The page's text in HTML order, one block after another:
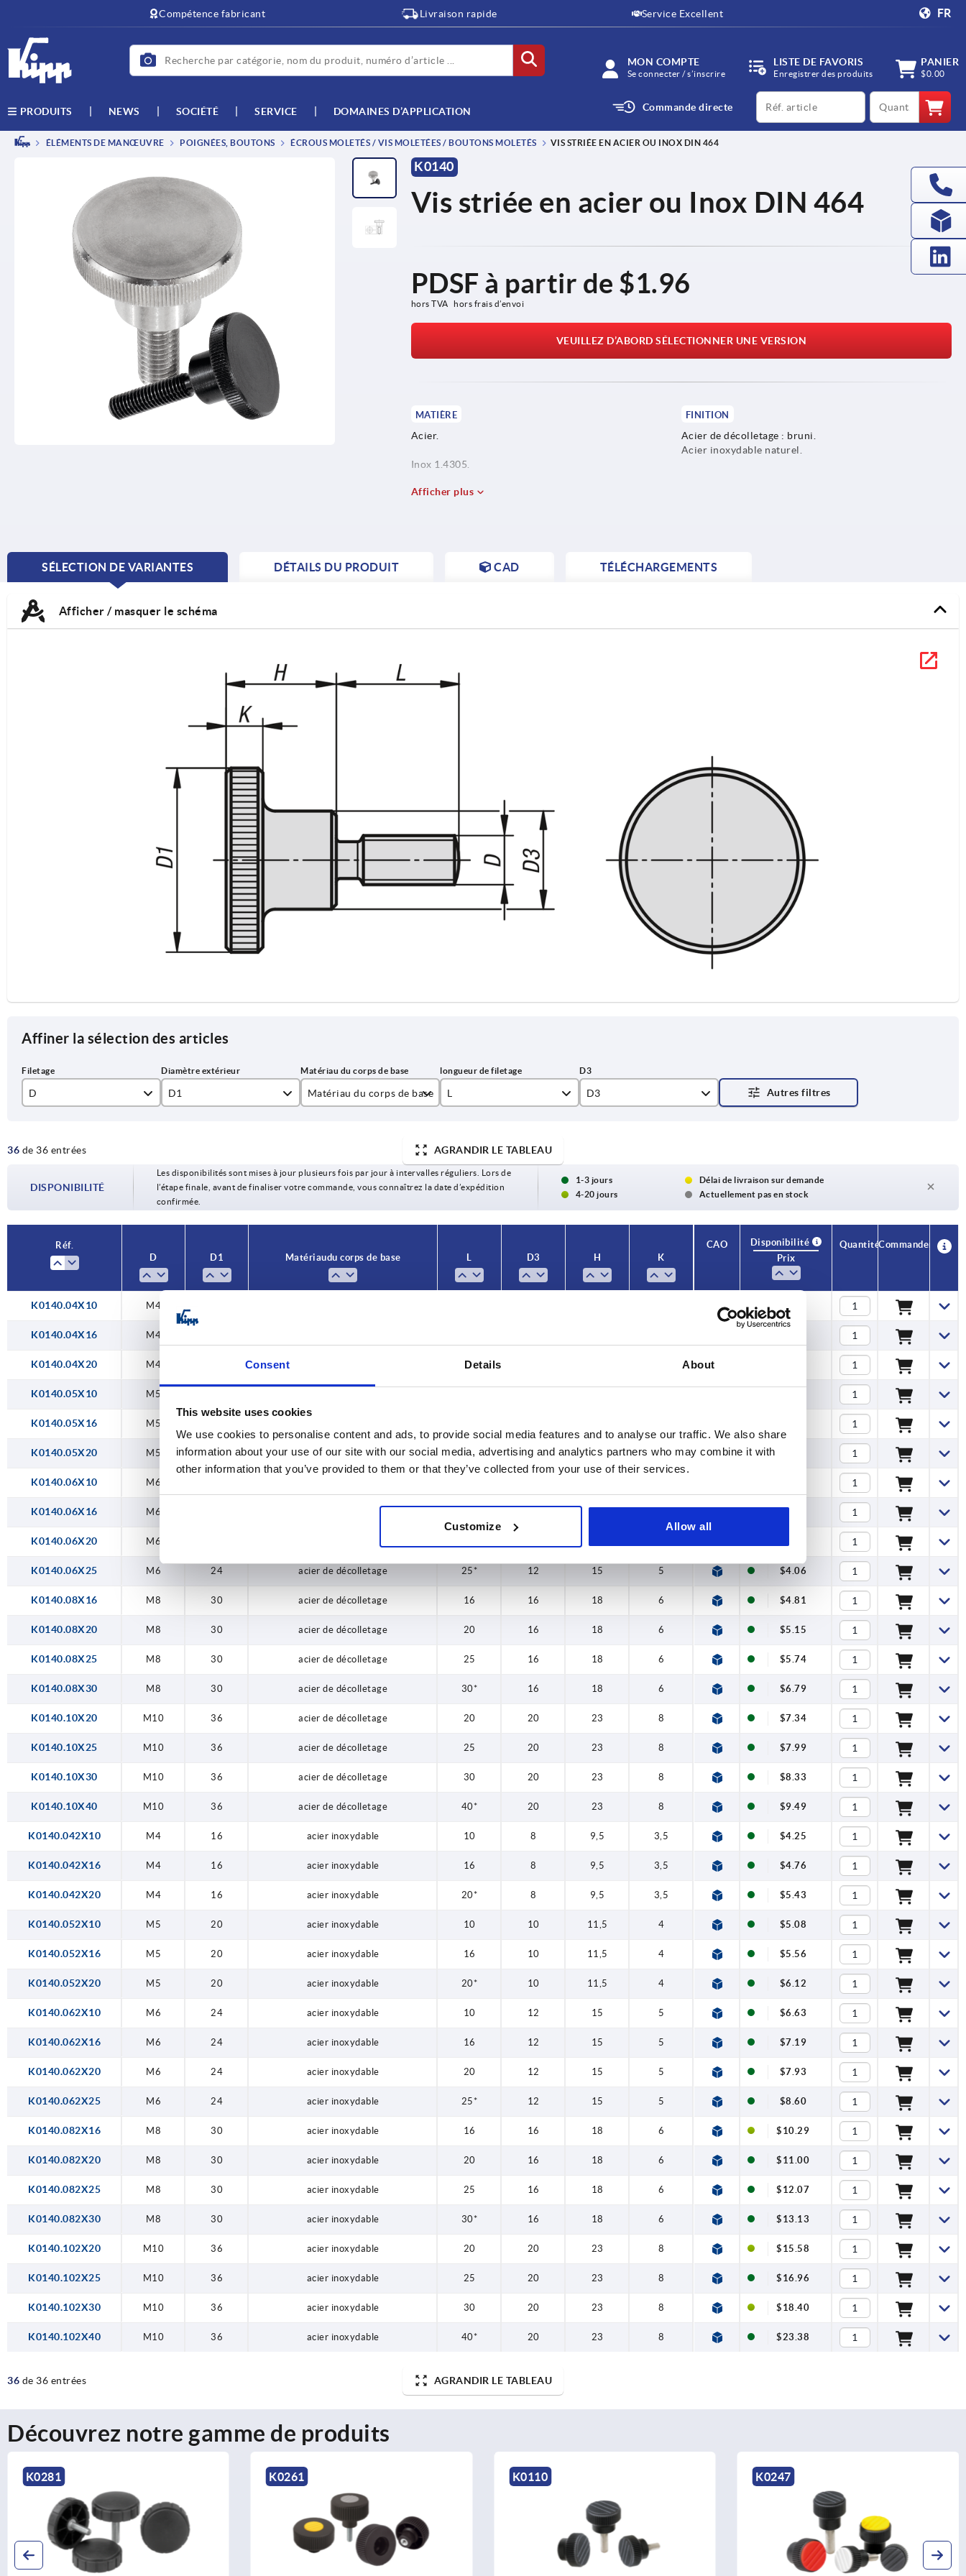
Consent Details About
This website uses cookies
We use cookies to personalise content and ads, to provide social media features and to analyse our traffic. We also share
information about your use of our site with our social media, advertising and analytics partners who may combine it with
other information that you’ve provided to them or that they’ve collected from your use of their services.
Customize Allow all
Compétence fabricant Livraison rapide Service Excellent FR
MON COMPTE
Se connecter / s’inscrire
LISTE DE FAVORIS
Enregistrer des produits
PANIER
$0.00
PRODUITS NEWS SOCIÉTÉ SERVICE DOMAINES D’APPLICATION Commande directe
productCode qty
ÉLÉMENTS DE MANŒUVRE POIGNÉES, BOUTONS ÉCROUS MOLETÉS / VIS MOLETÉES / BOUTONS MOLETÉS VIS STRIÉE EN ACIER OU INOX DIN 464
K0140
Vis striée en acier ou Inox DIN 464
PDSF à partir de $1.96
hors TVA hors frais d’envoi
VEUILLEZ D’ABORD SÉLECTIONNER UNE VERSION
MATIÈRE
Acier.
Inox 1.4305.
FINITION
Acier de décolletage : bruni.
Acier inoxydable naturel.
Afficher plus
SÉLECTION DE VARIANTES
CURRENT
DÉTAILS DU PRODUIT CAD TÉLÉCHARGEMENTS
Afficher / masquer le schéma
Affiner la sélection des articles
D
M5
M8
D1
24
30
Matériau du corps de base L
16
20
20*
25*
D3
12
16
36 de 36 entrées AGRANDIR LE TABLEAU
DISPONIBILITÉ
Les disponibilités sont mises à jour plusieurs fois par jour à intervalles réguliers. Lors de
l’étape finale, avant de finaliser votre commande, vous connaîtrez la date d’expédition
confirmée.
1-3 jours
Délai de livraison sur demande
4-20 jours
Actuellement pas en stock
Réf.
D
D1 Matériau du corps de base L D3 H K
CAO
Disponibilité
Prix
QuantitéCommander
K0140.04X10 M4 $1.96
K0140.04X16 M4
K0140.04X20 M4 20*
K0140.05X10 M5
K0140.05X16 M5
K0140.05X20 M5 20 acier de décolletage 20* 10 11,5 4
K0140.06X10 M6
K0140.06X16 M6 acier de décolletage
K0140.06X20 M6
K0140.06X25 M6 24 acier de décolletage 25* 12 15 5 $4.06
K0140.08X16 M8 30 acier de décolletage 16 16 18 6 $4.81
K0140.08X20 M8 30 acier de décolletage 20 16 18 6 $5.15
K0140.08X25 M8 30 acier de décolletage 25 16 18 6 $5.74
K0140.08X30 M8 30 acier de décolletage 30* 16 18 6 $6.79
K0140.10X20 M10 36 acier de décolletage 20 20 23 8 $7.34
K0140.10X25 M10 36 acier de décolletage 25 20 23 8 $7.99
K0140.10X30 M10 36 acier de décolletage 30 20 23 8 $8.33
K0140.10X40 M10 36 acier de décolletage 40* 20 23 8 $9.49
K0140.042X10 M4 16 acier inoxydable 10 8 9,5 3,5 $4.25
K0140.042X16 M4 16 acier inoxydable 16 8 9,5 3,5 $4.76
K0140.042X20 M4 16 acier inoxydable 20* 8 9,5 3,5 $5.43
K0140.052X10 M5 20 acier inoxydable 10 10 11,5 4 $5.08
K0140.052X16 M5 20 acier inoxydable 16 10 11,5 4 $5.56
K0140.052X20 M5 20 acier inoxydable 20* 10 11,5 4 $6.12
K0140.062X10 M6 24 acier inoxydable 10 12 15 5 $6.63
K0140.062X16 M6 24 acier inoxydable 16 12 15 5 $7.19
K0140.062X20 M6 24 acier inoxydable 20 12 15 5 $7.93
K0140.062X25 M6 24 acier inoxydable 25* 12 15 5 $8.60
K0140.082X16 M8 30 acier inoxydable 16 16 18 6 $10.29
K0140.082X20 M8 30 acier inoxydable 20 16 18 6 $11.00
K0140.082X25 M8 30 acier inoxydable 25 16 18 6 $12.07
K0140.082X30 M8 30 acier inoxydable 30* 16 18 6 $13.13
K0140.102X20 M10 36 acier inoxydable 20 20 23 8 $15.58
K0140.102X25 M10 36 acier inoxydable 25 20 23 8 $16.96
K0140.102X30 M10 36 acier inoxydable 30 20 23 8 $18.40
K0140.102X40 M10 36 acier inoxydable 40* 20 23 8 $23.38
36 de 36 entrées AGRANDIR LE TABLEAU
Découvrez notre gamme de produits
K0281 K0261 K0110 K0247